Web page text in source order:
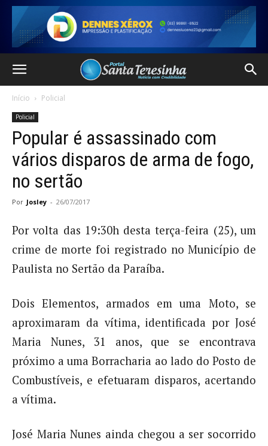
Início Policial
Policial
Popular é assassinado com
vários disparos de arma de fogo,
no sertão
Por Josley - 26/07/2017
Por volta das 19:30h desta terça-feira (25), um
crime de morte foi registrado no Município de
Paulista no Sertão da Paraíba.
Dois Elementos, armados em uma Moto, se
aproximaram da vítima, identificada por José
Maria Nunes, 31 anos, que se encontrava
próximo a uma Borracharia ao lado do Posto de
Combustíveis, e efetuaram disparos, acertando
a vítima.
José Maria Nunes ainda chegou a ser socorrido